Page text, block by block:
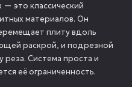
это классический
материалов. Он
плиту вдоль
раскрой, и подрезной
Система проста и
её ограниченность.